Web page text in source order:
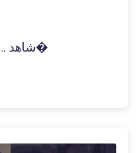
#شاهد .. الجبل يريب من هول محنته لكنه صا�